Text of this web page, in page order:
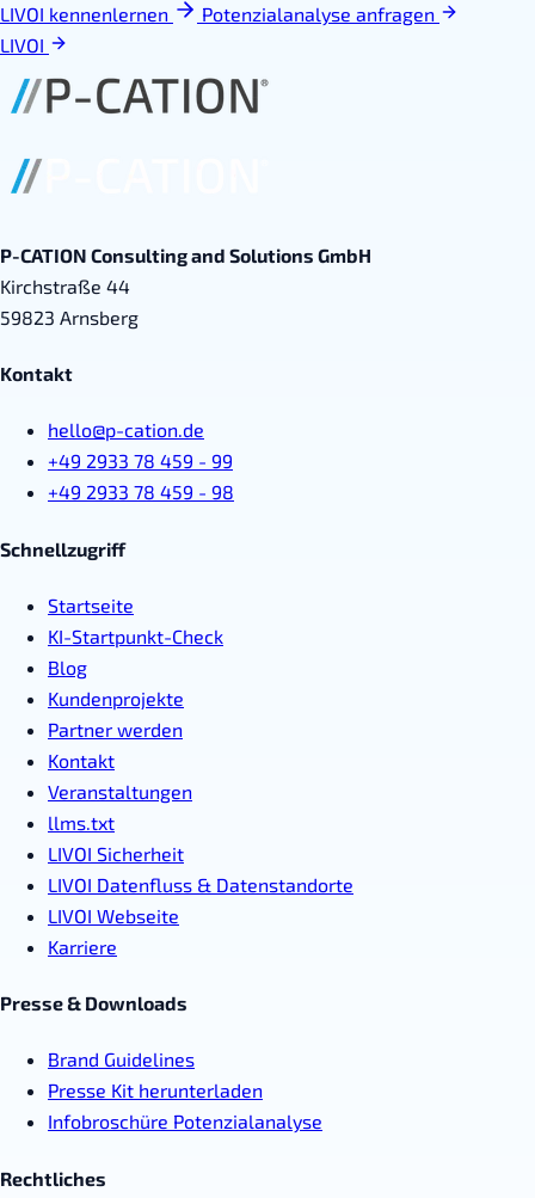
LIVOI kennenlernen
Potenzialanalyse anfragen
LIVOI
P-CATION Consulting and Solutions GmbH
Kirchstraße 44
59823 Arnsberg
Kontakt
hello@p-cation.de
+49 2933 78 459 - 99
+49 2933 78 459 - 98
Schnellzugriff
Startseite
KI-Startpunkt-Check
Blog
Kundenprojekte
Partner werden
Kontakt
Veranstaltungen
llms.txt
LIVOI Sicherheit
LIVOI Datenfluss & Datenstandorte
LIVOI Webseite
Karriere
Presse & Downloads
Brand Guidelines
Presse Kit herunterladen
Infobroschüre Potenzialanalyse
Rechtliches